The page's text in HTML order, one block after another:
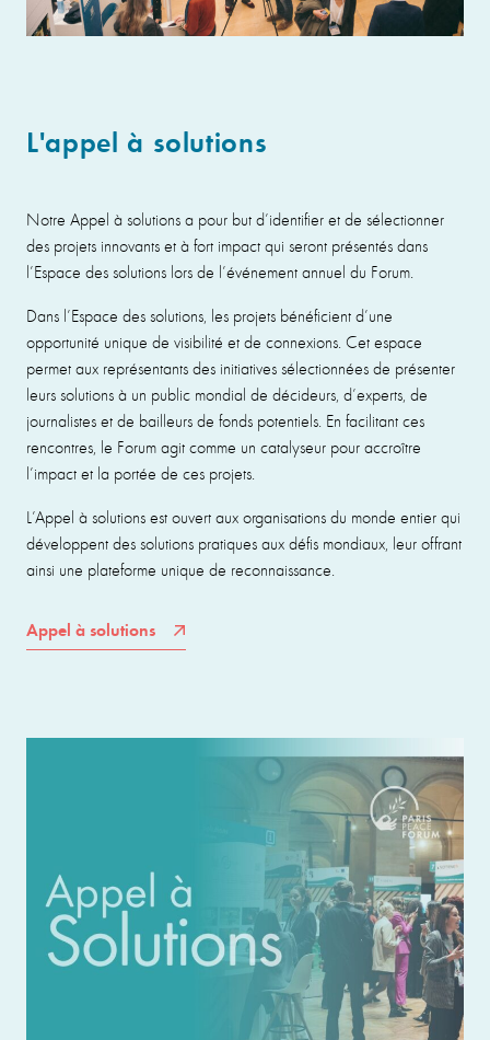
L'appel à solutions
Notre Appel à solutions a pour but d’identifier et de sélectionner
des projets innovants et à fort impact qui seront présentés dans
l’Espace des solutions lors de l’événement annuel du Forum.
Dans l’Espace des solutions, les projets bénéficient d’une
opportunité unique de visibilité et de connexions. Cet espace
permet aux représentants des initiatives sélectionnées de présenter
leurs solutions à un public mondial de décideurs, d’experts, de
journalistes et de bailleurs de fonds potentiels. En facilitant ces
rencontres, le Forum agit comme un catalyseur pour accroître
l’impact et la portée de ces projets.
L’Appel à solutions est ouvert aux organisations du monde entier qui
développent des solutions pratiques aux défis mondiaux, leur offrant
ainsi une plateforme unique de reconnaissance.
Appel à solutions